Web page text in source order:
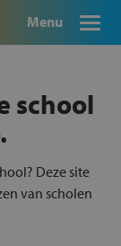
Menu
school
Deze site
van scholen